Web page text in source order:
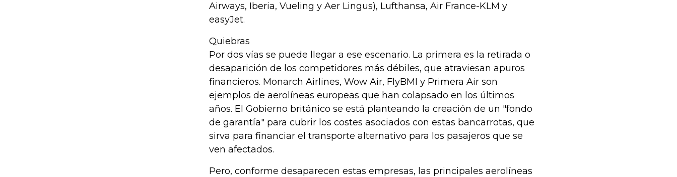
Airways, Iberia, Vueling y Aer Lingus), Lufthansa, Air France-KLM y
easyJet.
Quiebras
Por dos vías se puede llegar a ese escenario. La primera es la retirada o
desaparición de los competidores más débiles, que atraviesan apuros
financieros. Monarch Airlines, Wow Air, FlyBMI y Primera Air son
ejemplos de aerolíneas europeas que han colapsado en los últimos
años. El Gobierno británico se está planteando la creación de un "fondo
de garantía" para cubrir los costes asociados con estas bancarrotas, que
sirva para financiar el transporte alternativo para los pasajeros que se
ven afectados.
Pero, conforme desaparecen estas empresas, las principales aerolíneas